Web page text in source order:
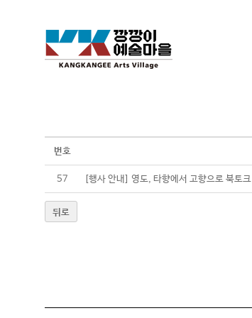
번호
57 [행사 안내] 영도, 타향에서 고향으로 북토크
뒤로